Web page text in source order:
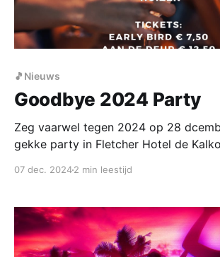
🎵Nieuws
Goodbye 2024 Party
Zeg vaarwel tegen 2024 op 28
gekke party in Fletcher Hotel de
07 dec. 20242 min leestijd